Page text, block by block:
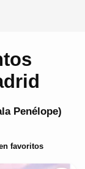
Penélope)
favoritos